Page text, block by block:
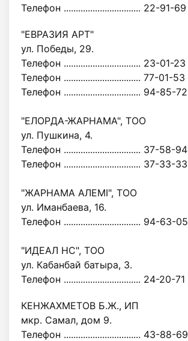
Телефон ................................ 22-91-69
"ЕВРАЗИЯ АРТ"
ул. Победы, 29.
Телефон ................................ 23-01-23
Телефон ................................ 77-01-53
Телефон ................................ 94-85-72
"ЕЛОРДА-ЖАРНАМА", ТОО
ул. Пушкина, 4.
Телефон ................................ 37-58-94
Телефон ................................ 37-33-33
"ЖАРНАМА АЛЕМI", ТОО
ул. Иманбаева, 16.
Телефон ................................ 94-63-05
"ИДЕАЛ НС", ТОО
ул. Кабанбай батыра, 3.
Телефон ................................ 24-20-71
КЕНЖАХМЕТОВ Б.Ж., ИП
мкр. Самал, дом 9.
Телефон ................................ 43-88-69